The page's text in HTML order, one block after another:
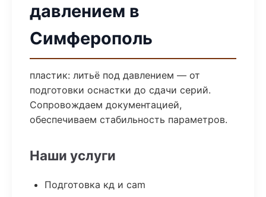
давлением в
Симферополь
пластик: литьё под давлением — от
подготовки оснастки до сдачи серий.
Сопровождаем документацией,
обеспечиваем стабильность параметров.
Наши услуги
Подготовка кд и cam